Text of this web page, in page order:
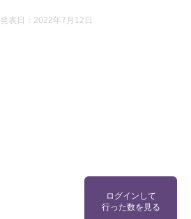
発表日：2022年7月12日
ログインして
行った数を見る